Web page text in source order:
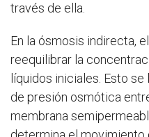
través de ella.
En la ósmosis indirecta,
reequilibrar la
líquidos iniciales. Esto
de presión osmótica
membrana